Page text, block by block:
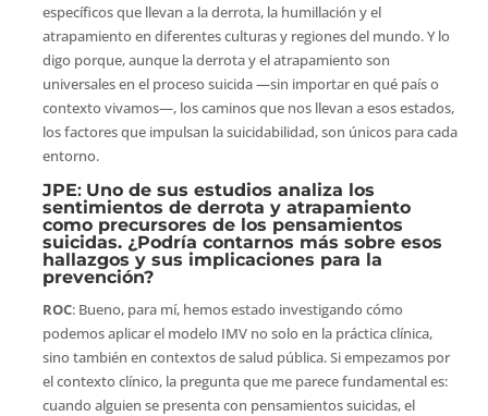
específicos que llevan a la derrota, la humillación y el
atrapamiento en diferentes culturas y regiones del mundo. Y lo
digo porque, aunque la derrota y el atrapamiento son
universales en el proceso suicida —sin importar en qué país o
contexto vivamos—, los caminos que nos llevan a esos estados,
los factores que impulsan la suicidabilidad, son únicos para cada
entorno.
JPE: Uno de sus estudios analiza los
sentimientos de derrota y atrapamiento
como precursores de los pensamientos
suicidas. ¿Podría contarnos más sobre esos
hallazgos y sus implicaciones para la
prevención?
ROC: Bueno, para mí, hemos estado investigando cómo
podemos aplicar el modelo IMV no solo en la práctica clínica,
sino también en contextos de salud pública. Si empezamos por
el contexto clínico, la pregunta que me parece fundamental es:
cuando alguien se presenta con pensamientos suicidas, el